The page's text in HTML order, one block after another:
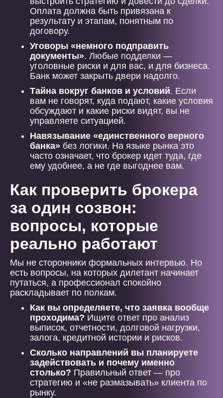
Оплата должна быть привязана к
результату и этапам, понятным по
договору.
Уговоры «немного подправить
документы». Любые подделки —
уголовные риски и для вас, и для бизнеса.
Банк может закрыть двери надолго.
Тайна вокруг банков и условий. Если
вам не говорят, куда подают, какие условия
обсуждают и какие риски видят, вы не
управляете ситуацией.
Навязывание «единственного верного
банка» без логики. На языке рынка это
часто означает, что брокер идет туда, где
ему удобнее, а не где выгоднее вам.
Как проверить брокера
за один созвон:
вопросы, которые
реально работают
Мы не сторонники формальных интервью. Но
есть вопросы, на которых дилетант начинает
путаться, а профессионал спокойно
раскладывает по полкам.
Как вы определяете, что заявка вообще
проходима? Ищите ответ про анализ
выписок, отчетности, долговой нагрузки,
залога, кредитной истории и рисков.
Сколько направлений вы планируете
задействовать и почему именно
столько? Правильный ответ — про
стратегию и «не размазывать» клиента по
рынку.